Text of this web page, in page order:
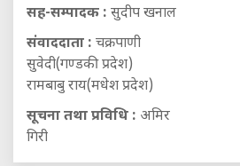
सह-सम्पादक : सुदीप खनाल
संवाददाता : चक्रपाणी
सुवेदी(गण्डकी प्रदेश)
रामबाबु राय(मधेश प्रदेश)
सूचना तथा प्रविधि : अमिर
गिरी